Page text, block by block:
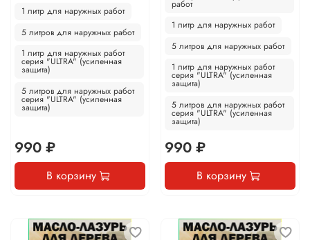
1 литр для наружных работ
5 литров для наружных работ
1 литр для наружных работ
серия "ULTRA" (усиленная
защита)
5 литров для наружных работ
серия "ULTRA" (усиленная
защита)
990 ₽
В корзину
работ
1 литр для наружных работ
5 литров для наружных работ
1 литр для наружных работ
серия "ULTRA" (усиленная
защита)
5 литров для наружных работ
серия "ULTRA" (усиленная
защита)
990 ₽
В корзину